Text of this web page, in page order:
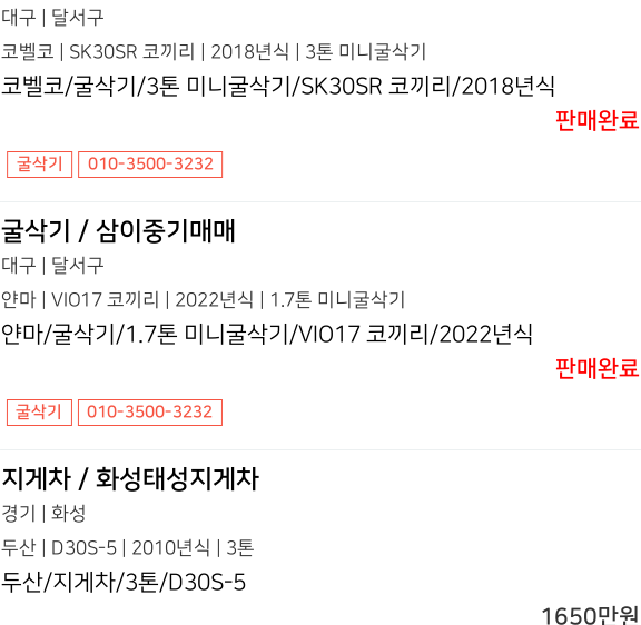
대구 | 달서구
코벨코 | SK30SR 코끼리 | 2018년식 | 3톤 미니굴삭기
코벨코/굴삭기/3톤 미니굴삭기/SK30SR 코끼리/2018년식
판매완료
굴삭기 010-3500-3232
굴삭기 / 삼이중기매매
대구 | 달서구
얀마 | VIO17 코끼리 | 2022년식 | 1.7톤 미니굴삭기
얀마/굴삭기/1.7톤 미니굴삭기/VIO17 코끼리/2022년식
판매완료
굴삭기 010-3500-3232
지게차 / 화성태성지게차
경기 | 화성
두산 | D30S-5 | 2010년식 | 3톤
두산/지게차/3톤/D30S-5
1650만원